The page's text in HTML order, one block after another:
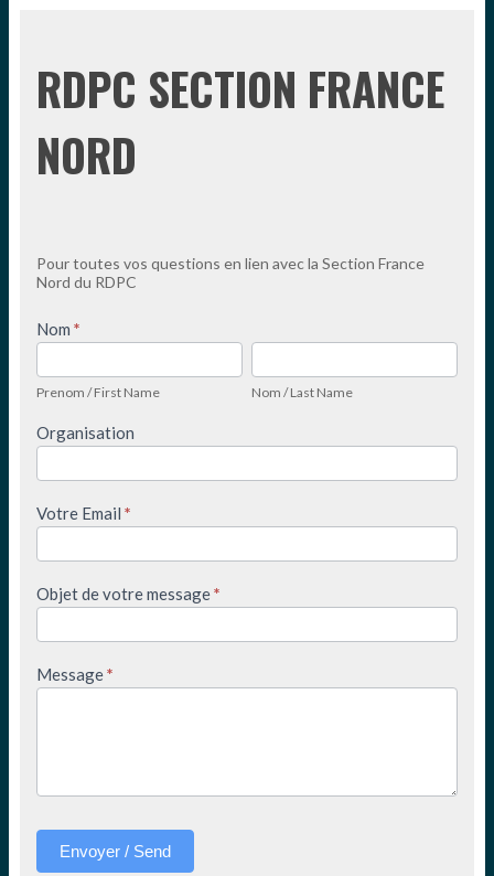
Section
France
RDPC SECTION FRANCE
NORD
Pour toutes vos questions en lien avec la Section France
Nord du RDPC
Nom *
Prenom
/
First
Prenom / First Name
Nom
/
Last
Nom / Last Name
Organisation
Votre Email *
Objet de votre message*
Message*
Envoyer / Send